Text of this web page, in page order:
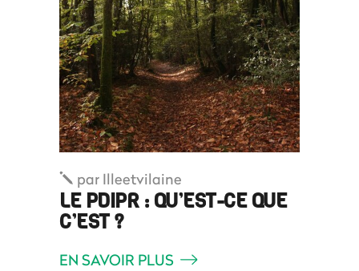
par Illeetvilaine
LE PDIPR : QU’EST-CE QUE
C’EST ?
EN SAVOIR PLUS